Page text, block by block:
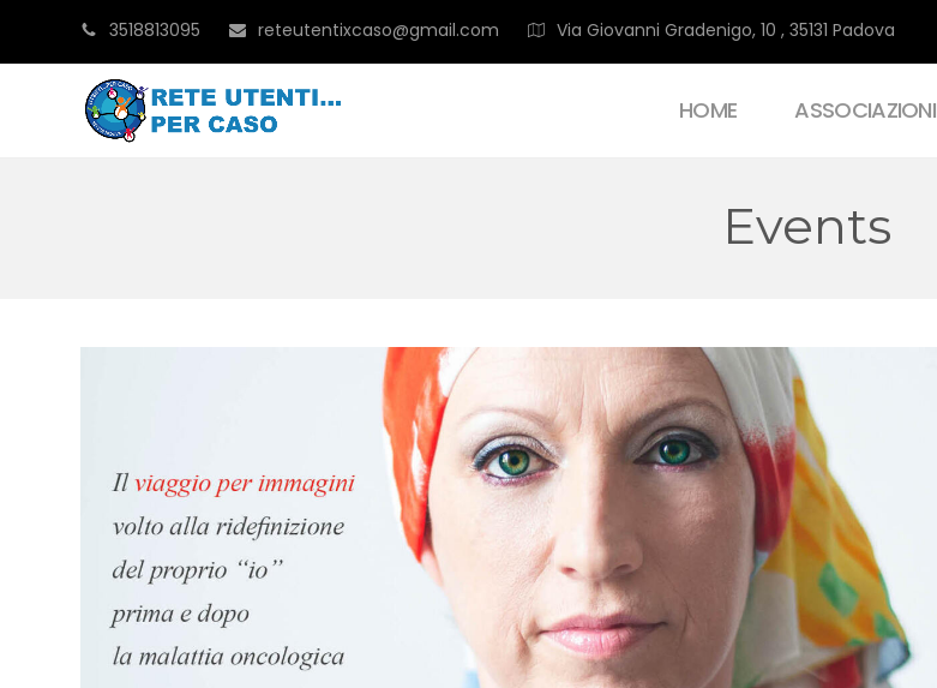
3518813095 reteutentixcaso@gmail.com Via Giovanni Gradenigo, 10 , 35131 Padova
HOME ASSOCIAZIONI
Events